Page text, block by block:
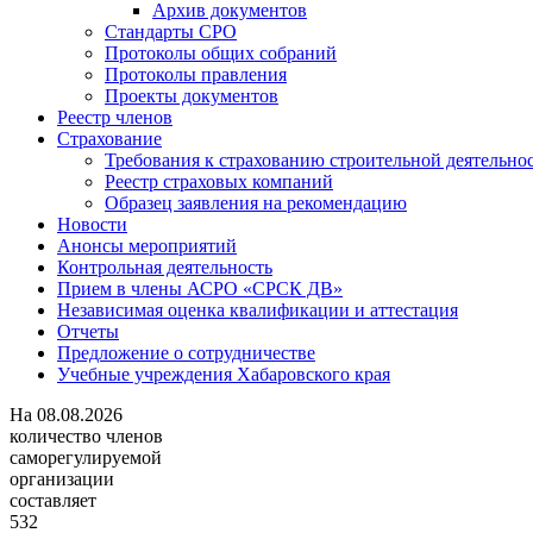
Архив документов
Стандарты СРО
Протоколы общих собраний
Протоколы правления
Проекты документов
Реестр членов
Страхование
Требования к страхованию строительной
Реестр страховых компаний
Образец заявления на рекомендацию
Новости
Анонсы мероприятий
Контрольная деятельность
Прием в члены АСРО «СРСК ДВ»
Независимая оценка квалификации и аттестация
Отчеты
Предложение о сотрудничестве
Учебные учреждения Хабаровского края
На 08.08.2026
количество членов
саморегулируемой
организации
составляет
532